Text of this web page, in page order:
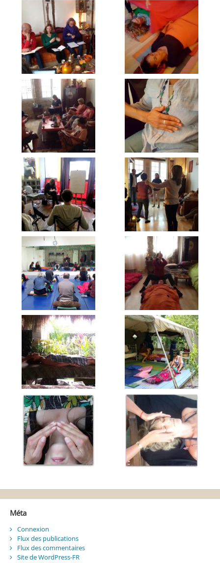
Méta
Connexion
Flux des publications
Flux des commentaires
Site de WordPress-FR